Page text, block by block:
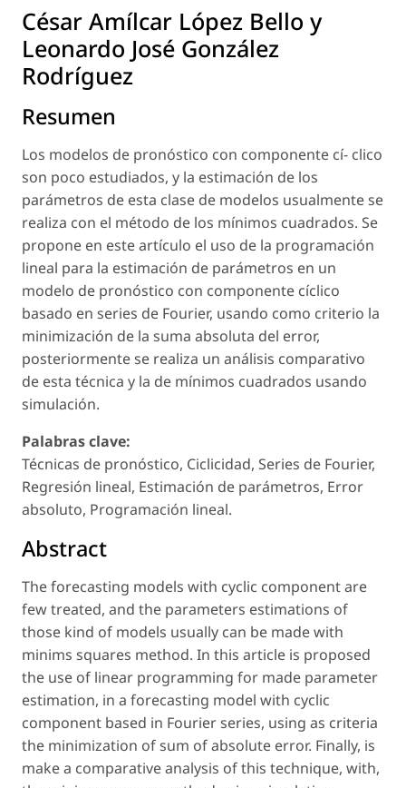
César Amílcar López Bello y
Leonardo José González
Rodríguez
Resumen
Los modelos de pronóstico con componente cí- clico
son poco estudiados, y la estimación de los
parámetros de esta clase de modelos usualmente se
realiza con el método de los mínimos cuadrados. Se
propone en este artículo el uso de la programación
lineal para la estimación de parámetros en un
modelo de pronóstico con componente cíclico
basado en series de Fourier, usando como criterio la
minimización de la suma absoluta del error,
posteriormente se realiza un análisis comparativo
de esta técnica y la de mínimos cuadrados usando
simulación.
Palabras clave:
Técnicas de pronóstico, Ciclicidad, Series de Fourier,
Regresión lineal, Estimación de parámetros, Error
absoluto, Programación lineal.
Abstract
The forecasting models with cyclic component are
few treated, and the parameters estimations of
those kind of models usually can be made with
minims squares method. In this article is proposed
the use of linear programming for made parameter
estimation, in a forecasting model with cyclic
component based in Fourier series, using as criteria
the minimization of sum of absolute error. Finally, is
make a comparative analysis of this technique, with,